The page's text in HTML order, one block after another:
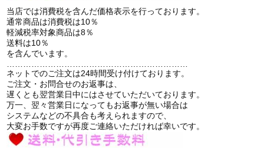
当店では消費税を含んだ価格表示を行っております。
通常商品は消費税は10％
軽減税率対象商品は8％
送料は10％
を含んでいます。
…………………………………………………………
ネットでのご注文は24時間受け付けております。
ご注文・お問合せのお返事は、
遅くとも翌営業日中にはさせていただいております。
万一、翌々営業日になってもお返事が無い場合は
システムなどの不具合も考えられますので、
大変お手数ですが再度ご連絡いただければ幸いです。